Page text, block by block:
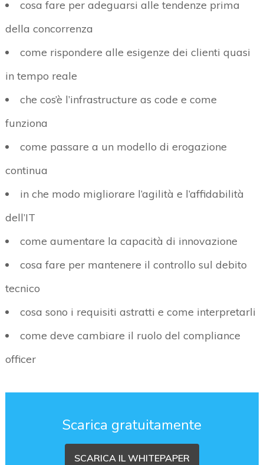
cosa fare per adeguarsi alle tendenze prima
della concorrenza
come rispondere alle esigenze dei clienti quasi
in tempo reale
che cos’è l’infrastructure as code e come
funziona
come passare a un modello di erogazione
continua
in che modo migliorare l’agilità e l’affidabilità
dell’IT
come aumentare la capacità di innovazione
cosa fare per mantenere il controllo sul debito
tecnico
cosa sono i requisiti astratti e come interpretarli
come deve cambiare il ruolo del compliance
officer
Scarica gratuitamente
SCARICA IL WHITEPAPER